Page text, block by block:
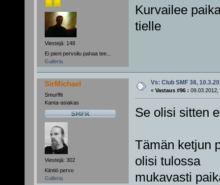
Viestejä: 148
Ei pieni pervoilu pahaa tee...
Galleria
Kurvailee
tielle
SirMichael
Smurffit
Kanta-asiakas
Viestejä: 302
Kiintiö pervo
Galleria
Vs: Club SMF 38,
« Vastaus #96 : 09.03.2012,
Se olisi sitten
Tämän ketjun
olisi tulossa
mukavasti